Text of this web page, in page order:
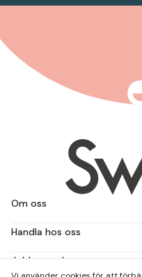
Om oss
Handla hos oss
Jobba med oss